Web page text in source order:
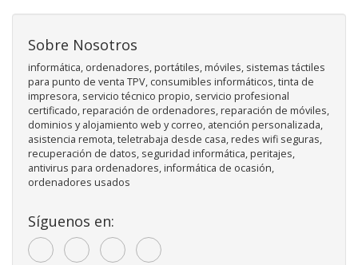
Sobre Nosotros
informática, ordenadores, portátiles, móviles, sistemas táctiles
para punto de venta TPV, consumibles informáticos, tinta de
impresora, servicio técnico propio, servicio profesional
certificado, reparación de ordenadores, reparación de móviles,
dominios y alojamiento web y correo, atención personalizada,
asistencia remota, teletrabaja desde casa, redes wifi seguras,
recuperación de datos, seguridad informática, peritajes,
antivirus para ordenadores, informática de ocasión,
ordenadores usados
Síguenos en: